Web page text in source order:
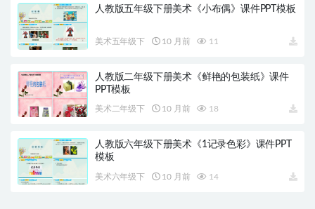
人教版五年级下册美术《小布偶》课件PPT模板
美术五年级下 10 月前 11
人教版二年级下册美术《鲜艳的包装纸》课件
PPT模板
美术二年级下 10 月前 18
人教版六年级下册美术《1记录色彩》课件PPT
模板
美术六年级下 10 月前 14